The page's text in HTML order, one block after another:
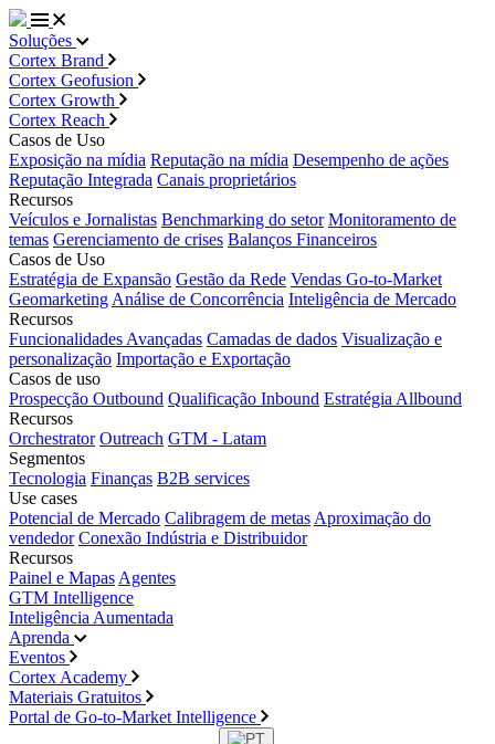
Soluções
Cortex Brand
Cortex Geofusion
Cortex Growth
Cortex Reach
Casos de Uso
Exposição na mídia Reputação na mídia Desempenho de ações
Reputação Integrada Canais proprietários
Recursos
Veículos e Jornalistas Benchmarking do setor Monitoramento de
temas Gerenciamento de crises Balanços Financeiros
Casos de Uso
Estratégia de Expansão Gestão da Rede Vendas Go-to-Market
Geomarketing Análise de Concorrência Inteligência de Mercado
Recursos
Funcionalidades Avançadas Camadas de dados Visualização e
personalização Importação e Exportação
Casos de uso
Prospecção Outbound Qualificação Inbound Estratégia Allbound
Recursos
Orchestrator Outreach GTM - Latam
Segmentos
Tecnologia Finanças B2B services
Use cases
Potencial de Mercado Calibragem de metas Aproximação do
vendedor Conexão Indústria e Distribuidor
Recursos
Painel e Mapas Agentes
GTM Intelligence
Inteligência Aumentada
Aprenda
Eventos
Cortex Academy
Materiais Gratuitos
Portal de Go-to-Market Intelligence